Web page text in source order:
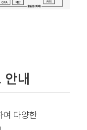
내
여 다양한